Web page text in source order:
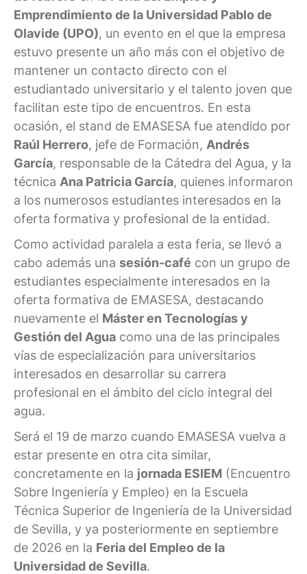
Emprendimiento de la Universidad Pablo de
Olavide (UPO), un evento en el que la empresa
estuvo presente un año más con el objetivo de
mantener un contacto directo con el
estudiantado universitario y el talento joven que
facilitan este tipo de encuentros. En esta
ocasión, el stand de EMASESA fue atendido por
Raúl Herrero, jefe de Formación, Andrés
García, responsable de la Cátedra del Agua, y la
técnica Ana Patricia García, quienes informaron
a los numerosos estudiantes interesados en la
oferta formativa y profesional de la entidad.
Como actividad paralela a esta feria, se llevó a
cabo además una sesión-café con un grupo de
estudiantes especialmente interesados en la
oferta formativa de EMASESA, destacando
nuevamente el Máster en Tecnologías y
Gestión del Agua como una de las principales
vías de especialización para universitarios
interesados en desarrollar su carrera
profesional en el ámbito del ciclo integral del
agua.
Será el 19 de marzo cuando EMASESA vuelva a
estar presente en otra cita similar,
concretamente en la jornada ESIEM (Encuentro
Sobre Ingeniería y Empleo) en la Escuela
Técnica Superior de Ingeniería de la Universidad
de Sevilla, y ya posteriormente en septiembre
de 2026 en la Feria del Empleo de la
Universidad de Sevilla.